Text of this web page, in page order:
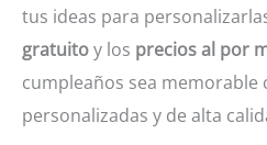
tus ideas para
gratuitoy los precios al por
cumpleaños sea memorable
personalizadas y de alta